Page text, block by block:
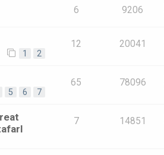
6 9206
1 2
12 20041
5 6 7
65 78096
7 14851